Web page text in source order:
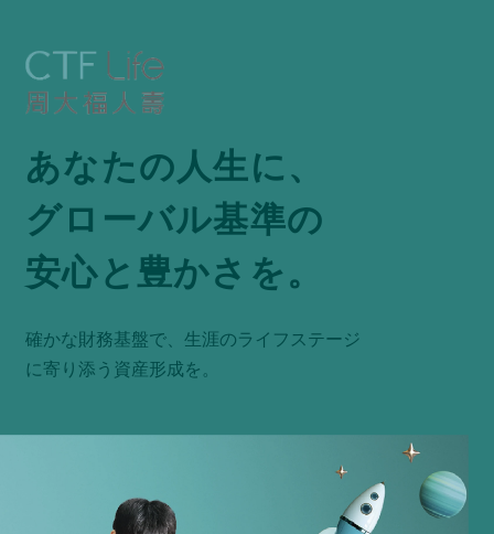
あなたの人生に、
グローバル基準の
安心と豊かさを。
確かな財務基盤で、生涯のライフステージ
に寄り添う資産形成を。